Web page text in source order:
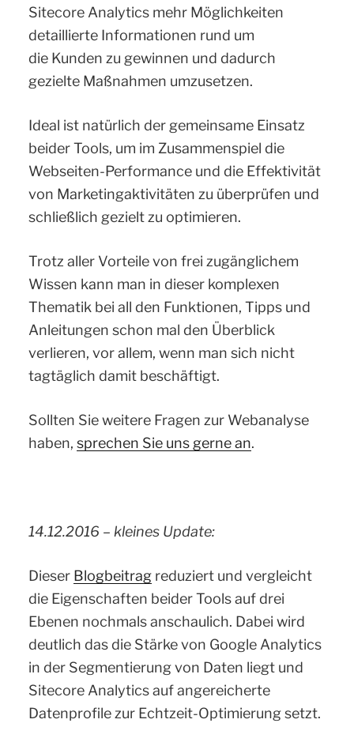
Sitecore Analytics mehr Möglichkeiten
detaillierte Informationen rund um
die Kunden zu gewinnen und dadurch
gezielte Maßnahmen umzusetzen.
Ideal ist natürlich der gemeinsame Einsatz
beider Tools, um im Zusammenspiel die
Webseiten-Performance und die Effektivität
von Marketingaktivitäten zu überprüfen und
schließlich gezielt zu optimieren.
Trotz aller Vorteile von frei zugänglichem
Wissen kann man in dieser komplexen
Thematik bei all den Funktionen, Tipps und
Anleitungen schon mal den Überblick
verlieren, vor allem, wenn man sich nicht
tagtäglich damit beschäftigt.
Sollten Sie weitere Fragen zur Webanalyse
haben, sprechen Sie uns gerne an.
14.12.2016 – kleines Update:
Dieser Blogbeitrag reduziert und vergleicht
die Eigenschaften beider Tools auf drei
Ebenen nochmals anschaulich. Dabei wird
deutlich das die Stärke von Google Analytics
in der Segmentierung von Daten liegt und
Sitecore Analytics auf angereicherte
Datenprofile zur Echtzeit-Optimierung setzt.